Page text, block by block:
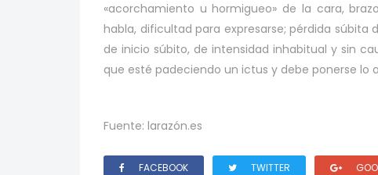
«acorchamiento u hormigueo» de la cara,
habla, dificultad para expresarse; pérdida súbita
de inicio súbito, de intensidad inhabitual y sin
que esté padeciendo un ictus y debe ponerse lo
Fuente: larazón.es
FACEBOOK TWITTER